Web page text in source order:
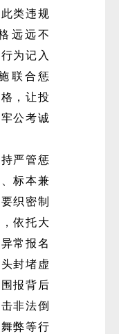
类违规
远远不
为记入
联合惩
，让投
公考诚
严管惩
标本兼
织密制
依托大
常报名
封堵虚
报背后
非法倒
弊等行